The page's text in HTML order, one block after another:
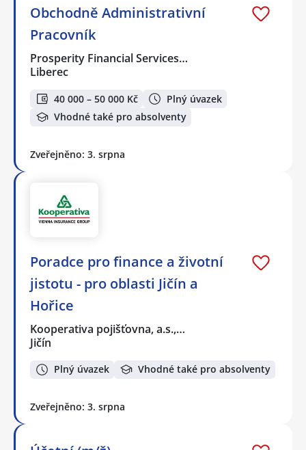
Obchodně Administrativní
Pracovník
Prosperity Financial Services…
Liberec
40 000 – 50 000 Kč
Plný úvazek
Vhodné také pro absolventy
Zveřejněno: 3. srpna
Poradce pro finance a životní
jistotu - pro oblasti Jičín a
Hořice
Kooperativa pojišťovna, a.s.,…
Jičín
Plný úvazek Vhodné také pro absolventy
Zveřejněno: 3. srpna